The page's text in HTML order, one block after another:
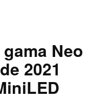
Neo
2021